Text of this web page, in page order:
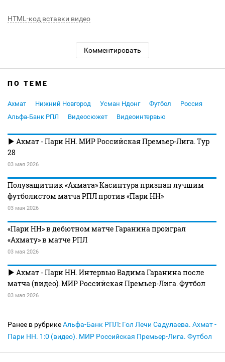
HTML-код вставки видео
Комментировать
ПО ТЕМЕ
Ахмат Нижний Новгород Усман Ндонг Футбол
Россия
Альфа-Банк РПЛ
Видеосюжет Видеоинтервью
Ахмат - Пари НН. МИР Российская Премьер-Лига. Тур
28
03 мая 2026
Полузащитник «Ахмата» Касинтура признан лучшим
футболистом матча РПЛ против «Пари НН»
03 мая 2026
«Пари НН» в дебютном матче Гаранина проиграл
«Ахмату» в матче РПЛ
03 мая 2026
Ахмат - Пари НН. Интервью Вадима Гаранина после
матча (видео). МИР Российская Премьер-Лига. Футбол
03 мая 2026
Ранее в рубрикеАльфа-Банк РПЛ: Гол Лечи Садулаева. Ахмат -
Пари НН. 1:0 (видео). МИР Российская Премьер-Лига. Футбол